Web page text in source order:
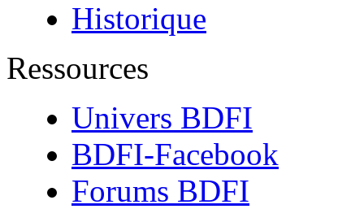
Historique
Ressources
Univers BDFI
BDFI-Facebook
Forums BDFI